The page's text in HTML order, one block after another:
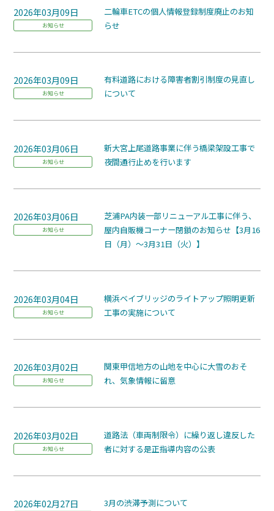
2026年03月09日
お知らせ
二輪車ETCの個人情報登録制度廃止のお知
らせ
2026年03月09日
お知らせ
有料道路における障害者割引制度の見直し
について
2026年03月06日
お知らせ
新大宮上尾道路事業に伴う橋梁架設工事で
夜間通行止めを行います
2026年03月06日
お知らせ
芝浦PA内装一部リニューアル工事に伴う、
屋内自販機コーナー閉鎖のお知らせ【3月16
日（月）～3月31日（火）】
2026年03月04日
お知らせ
横浜ベイブリッジのライトアップ照明更新
工事の実施について
2026年03月02日
お知らせ
関東甲信地方の山地を中心に大雪のおそ
れ、気象情報に留意
2026年03月02日
お知らせ
道路法（車両制限令）に繰り返し違反した
者に対する是正指導内容の公表
2026年02月27日 3月の渋滞予測について